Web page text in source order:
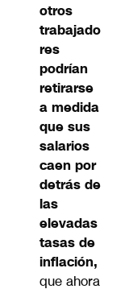
otros
trabajado
res
podrían
retirarse
a medida
que sus
salarios
caen por
detrás de
las
elevadas
tasas de
inflación,
que ahora